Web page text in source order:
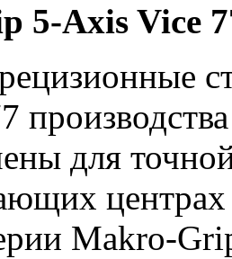
5-Axis Vice
для
Makro-